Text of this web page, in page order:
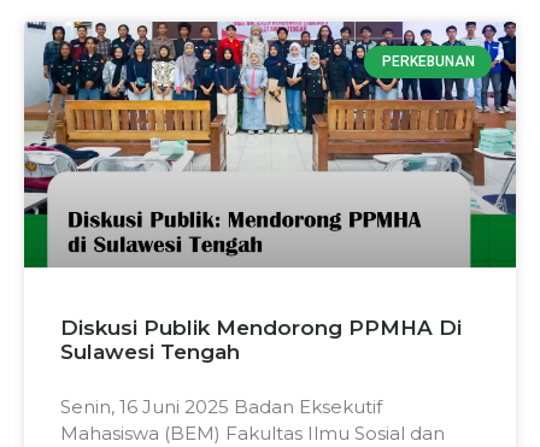
PERKEBUNAN
Diskusi Publik Mendorong PPMHA Di
Sulawesi Tengah
Senin, 16 Juni 2025 Badan Eksekutif
Mahasiswa (BEM) Fakultas Ilmu Sosial dan